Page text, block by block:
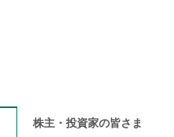
株主・投資家の皆さま